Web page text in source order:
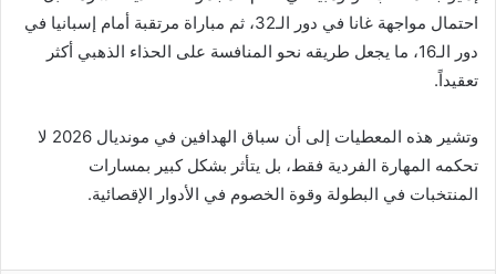
احتمال مواجهة غانا في دور الـ32، ثم مباراة مرتقبة أمام إسبانيا في
دور الـ16، ما يجعل طريقه نحو المنافسة على الحذاء الذهبي أكثر
تعقيداً.
وتشير هذه المعطيات إلى أن سباق الهدافين في مونديال 2026 لا
تحكمه المهارة الفردية فقط، بل يتأثر بشكل كبير بمسارات
المنتخبات في البطولة وقوة الخصوم في الأدوار الإقصائية.